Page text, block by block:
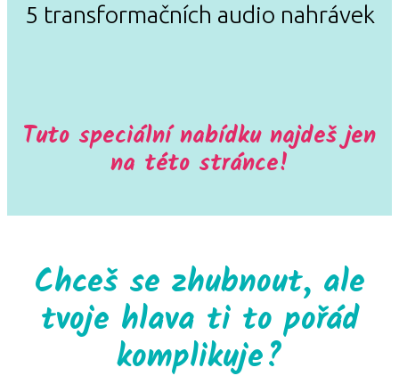
5 transformačních audio nahrávek
Tuto speciální nabídku najdeš jen
na této stránce!
Chceš se zhubnout, ale
tvoje hlava ti to pořád
komplikuje?